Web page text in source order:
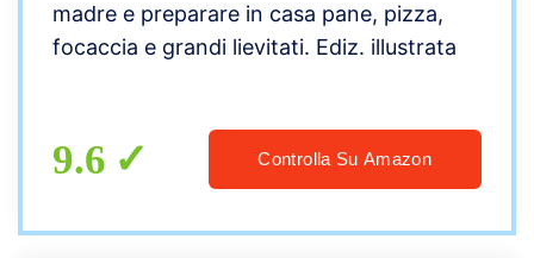
madre e preparare in casa pane, pizza,
focaccia e grandi lievitati. Ediz. illustrata
9.6 Controlla Su Amazon